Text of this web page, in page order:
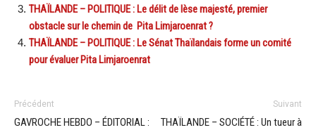
THAÏLANDE – POLITIQUE : Le délit de lèse majesté, premier
obstacle sur le chemin de Pita Limjaroenrat ?
THAÏLANDE – POLITIQUE : Le Sénat Thaïlandais forme un comité
pour évaluer Pita Limjaroenrat
Précédent
GAVROCHE HEBDO – ÉDITORIAL :
Suivant
THAÏLANDE – SOCIÉTÉ : Un tueur à